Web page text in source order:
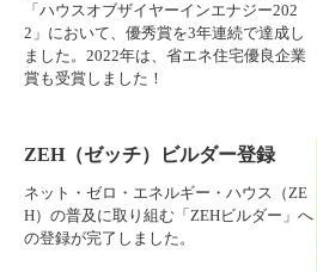
「ハウスオブザイヤーインエナジー202
2」において、優秀賞を3年連続で達成し
ました。2022年は、省エネ住宅優良企業
賞も受賞しました！
ZEH（ゼッチ）ビルダー登録
ネット・ゼロ・エネルギー・ハウス（ZE
H）の普及に取り組む「ZEHビルダー」へ
の登録が完了しました。